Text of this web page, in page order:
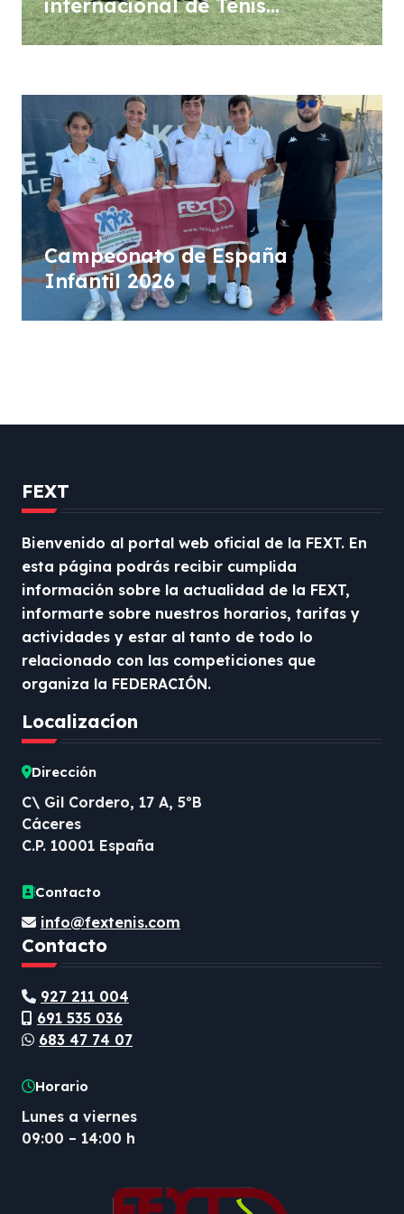
internacional de Tenis
Femenino WTA “Ciudad de Don
Campeonato de España
Infantil 2026
FEXT
Bienvenido al portal web oficial de la FEXT. En
esta página podrás recibir cumplida
información sobre la actualidad de la FEXT,
informarte sobre nuestros horarios, tarifas y
actividades y estar al tanto de todo lo
relacionado con las competiciones que
organiza la FEDERACIÓN.
Localizacíon
Dirección
C\ Gil Cordero, 17 A, 5ºB
Cáceres
C.P. 10001 España
Contacto
info@fextenis.com
Contacto
927 211 004
691 535 036
683 47 74 07
Horario
Lunes a viernes
09:00 – 14:00 h